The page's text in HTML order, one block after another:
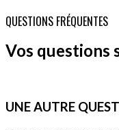
QUESTIONS FRÉQUENTES
Vos questions
UNE AUTRE